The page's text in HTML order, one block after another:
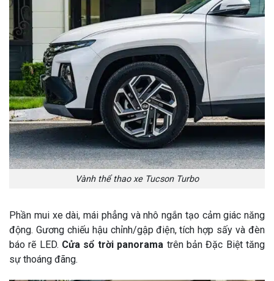
Vành thể thao xe Tucson Turbo
Phần mui xe dài, mái phẳng và nhô ngắn tạo cảm giác năng
động. Gương chiếu hậu chỉnh/gập điện, tích hợp sấy và đèn
báo rẽ LED. Cửa sổ trời panorama trên bản Đặc Biệt tăng
sự thoáng đãng.